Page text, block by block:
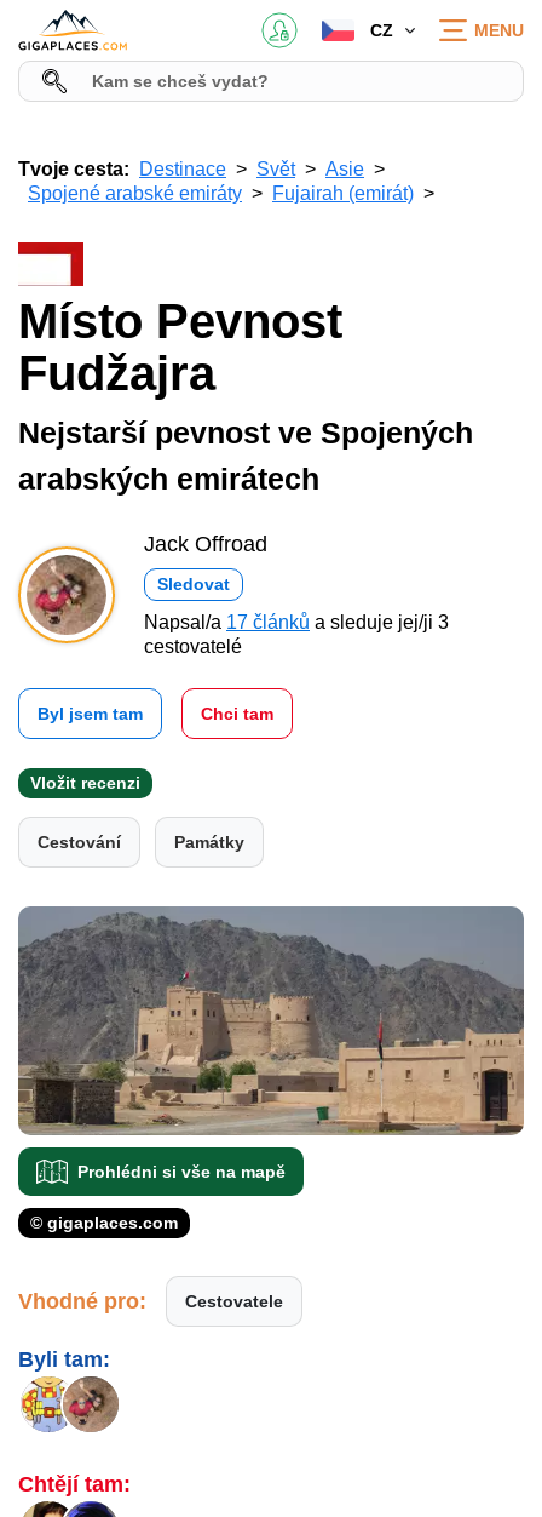
CZ MENU
Tvoje cesta: Destinace Svět
Asie
Spojené arabské emiráty
Fujairah (emirát)
Místo Pevnost
Fudžajra
Nejstarší pevnost ve Spojených
arabských emirátech
Jack Offroad
Sledovat
Napsal/a 17 článků a sleduje jej/ji 3
cestovatelé
Byl jsem tam Chci tam
Vložit recenzi
Cestování Památky
Prohlédni si vše na mapě
© gigaplaces.com
Vhodné pro: Cestovatele
Byli tam:
Chtějí tam: